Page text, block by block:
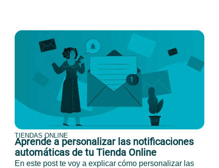
TIENDAS ONLINE
Aprende a personalizar las notificaciones
automáticas de tu Tienda Online
En este post te voy a explicar cómo personalizar las